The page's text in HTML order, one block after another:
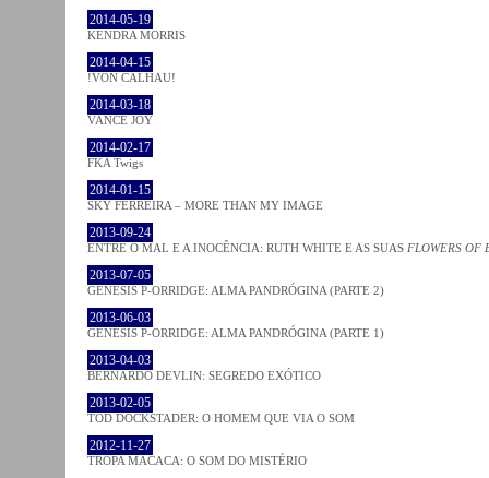
2014-05-19
KENDRA MORRIS
2014-04-15
!VON CALHAU!
2014-03-18
VANCE JOY
2014-02-17
FKA Twigs
2014-01-15
SKY FERREIRA – MORE THAN MY IMAGE
2013-09-24
ENTRE O MAL E A INOCÊNCIA: RUTH WHITE E AS SUAS FLOWERS OF
2013-07-05
GENESIS P-ORRIDGE: ALMA PANDRÓGINA (PARTE 2)
2013-06-03
GENESIS P-ORRIDGE: ALMA PANDRÓGINA (PARTE 1)
2013-04-03
BERNARDO DEVLIN: SEGREDO EXÓTICO
2013-02-05
TOD DOCKSTADER: O HOMEM QUE VIA O SOM
2012-11-27
TROPA MACACA: O SOM DO MISTÉRIO